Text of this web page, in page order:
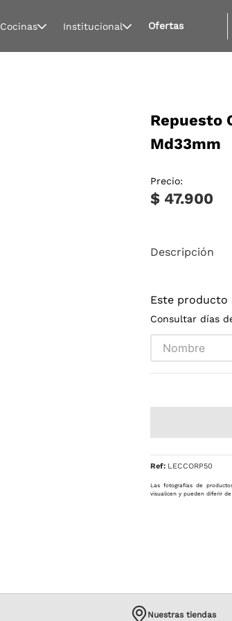
Cocinas Institucional Ofertas
Repuesto
Md33mm
Precio:
$ 47.900
Descripción
Este producto
Consultar días
Ref: LECCORP50
Las fotografías de
visualicen y pueden diferir
Nuestras tiendas